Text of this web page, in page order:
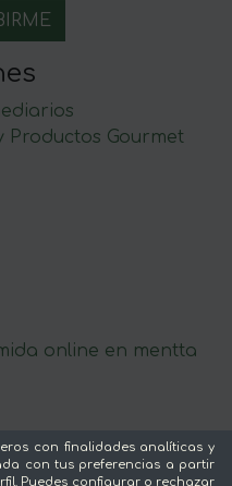
Productos Gourmet
online en mentta
con finalidades analíticas y
con tus preferencias a partir
Puedes configurar o rechazar